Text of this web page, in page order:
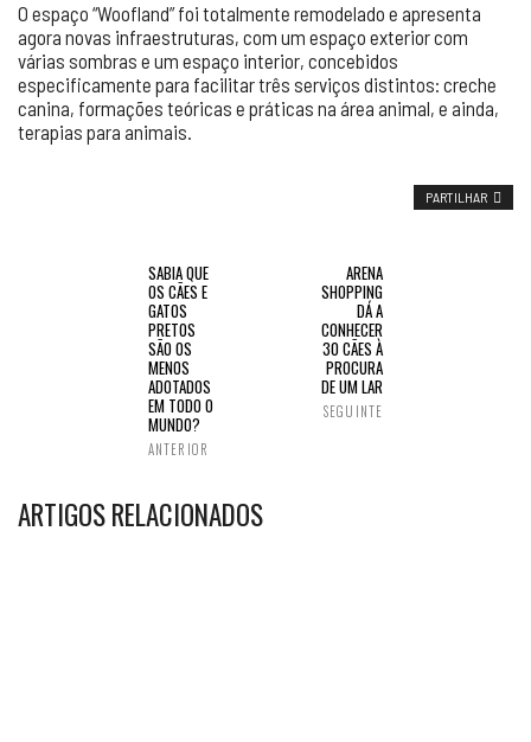
O espaço “Woofland” foi totalmente remodelado e apresenta
agora novas infraestruturas, com um espaço exterior com
várias sombras e um espaço interior, concebidos
especificamente para facilitar três serviços distintos: creche
canina, formações teóricas e práticas na área animal, e ainda,
terapias para animais.
PARTILHAR
SABIA QUE
OS CÃES E
GATOS
PRETOS
SÃO OS
MENOS
ADOTADOS
EM TODO O
MUNDO?
ANTERIOR
ARENA
SHOPPING
DÁ A
CONHECER
30 CÃES À
PROCURA
DE UM LAR
SEGUINTE
ARTIGOS RELACIONADOS